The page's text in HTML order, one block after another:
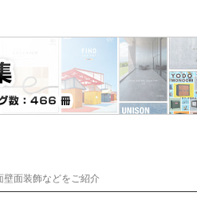
壁面装飾などをご紹介